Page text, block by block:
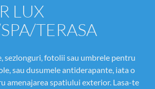
LUX
TERASA
sezlonguri, fotolii sau umbrele pentru
sau dusumele antiderapante, iata o
amenajarea spatiului exterior. Lasa-te